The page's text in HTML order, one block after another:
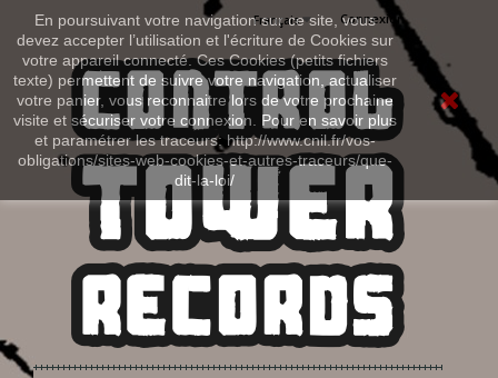
En poursuivant votre navigation sur ce site, vous
devez accepter l’utilisation et l'écriture de Cookies sur
votre appareil connecté. Ces Cookies (petits fichiers
texte) permettent de suivre votre navigation, actualiser
votre panier, vous reconnaitre lors de votre prochaine
visite et sécuriser votre connexion. Pour en savoir plus
et paramétrer les traceurs: http://www.cnil.fr/vos-
obligations/sites-web-cookies-et-autres-traceurs/que-
dit-la-loi/
Connexion
Français